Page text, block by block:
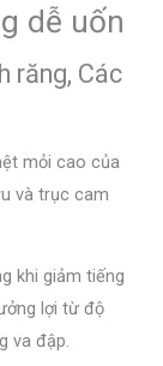
dễ uốn
răng, Các
mỏi cao của
và trục cam
khi giảm tiếng
lợi từ độ
va đập.